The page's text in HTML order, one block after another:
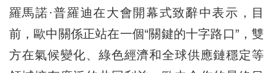
羅馬諾·普羅迪在大會開幕式致辭中表示，目
前，歐中關係正站在一個“關鍵的十字路口”，雙
方在氣候變化、綠色經濟和全球供應鏈穩定等